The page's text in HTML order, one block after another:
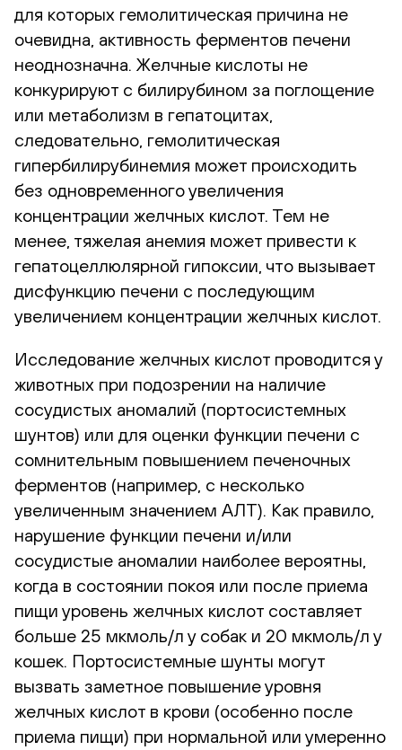
для которых гемолитическая причина не
очевидна, активность ферментов печени
неоднозначна. Желчные кислоты не
конкурируют с билирубином за поглощение
или метаболизм в гепатоцитах,
следовательно, гемолитическая
гипербилирубинемия может происходить
без одновременного увеличения
концентрации желчных кислот. Тем не
менее, тяжелая анемия может привести к
гепатоцеллюлярной гипоксии, что вызывает
дисфункцию печени с последующим
увеличением концентрации желчных кислот.
Исследование желчных кислот проводится у
животных при подозрении на наличие
сосудистых аномалий (портосистемных
шунтов) или для оценки функции печени с
сомнительным повышением печеночных
ферментов (например, с несколько
увеличенным значением АЛТ). Как правило,
нарушение функции печени и/или
сосудистые аномалии наиболее вероятны,
когда в состоянии покоя или после приема
пищи уровень желчных кислот составляет
больше 25 мкмоль/л у собак и 20 мкмоль/л у
кошек. Портосистемные шунты могут
вызвать заметное повышение уровня
желчных кислот в крови (особенно после
приема пищи) при нормальной или умеренно